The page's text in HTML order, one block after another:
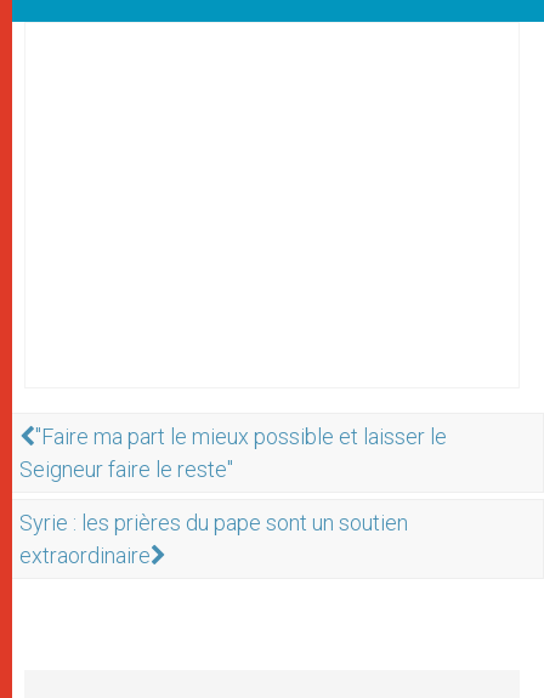
"Faire ma part le mieux possible et laisser le
Seigneur faire le reste"
Syrie : les prières du pape sont un soutien
extraordinaire